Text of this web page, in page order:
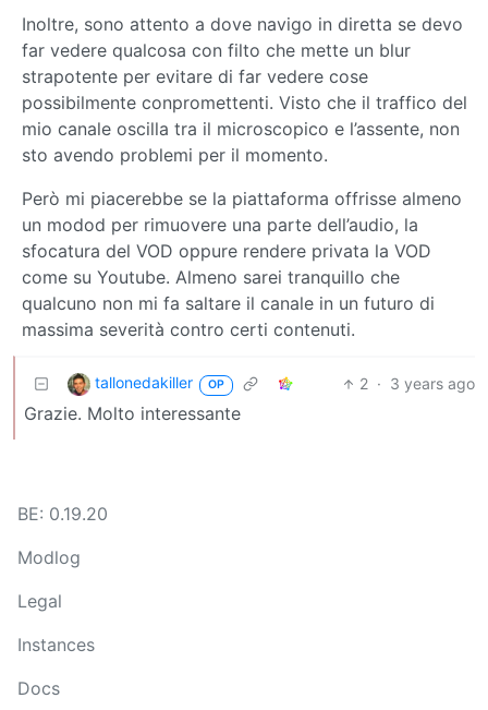
Inoltre, sono attento a dove navigo in diretta se devo
far vedere qualcosa con filto che mette un blur
strapotente per evitare di far vedere cose
possibilmente conpromettenti. Visto che il traffico del
mio canale oscilla tra il microscopico e l’assente, non
sto avendo problemi per il momento.
Però mi piacerebbe se la piattaforma offrisse almeno
un modod per rimuovere una parte dell’audio, la
sfocatura del VOD oppure rendere privata la VOD
come su Youtube. Almeno sarei tranquillo che
qualcuno non mi fa saltare il canale in un futuro di
massima severità contro certi contenuti.
tallonedakiller OP 2 · 3 years ago
Grazie. Molto interessante
BE: 0.19.20
Modlog
Legal
Instances
Docs